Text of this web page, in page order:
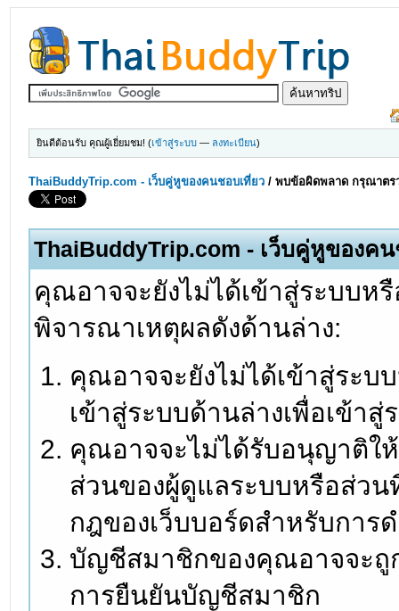
ยินดีต้อนรับ คุณผู้เยี่ยมชม! (เข้าสู่ระบบ — ลงทะเบียน)
ThaiBuddyTrip.com - เว็บคู่หูของคนชอบเที่ยว /พบข้อผิดพลาด กรุณาตร
ThaiBuddyTrip.com - เว็บคู่หูของค
คุณอาจจะยังไม่ได้เข้าสู่ระบบ
พิจารณาเหตุผลดังด้านล่าง:
คุณอาจจะยังไม่ได้เข้าสู่ระบ
เข้าสู่ระบบด้านล่างเพื่อเข้า
คุณอาจจะไม่ได้รับอนุญาติใ
ส่วนของผู้ดูแลระบบหรือส่ว
กฎของเว็บบอร์ดสำหรับการ
บัญชีสมาชิกของคุณอาจจะถู
การยืนยันบัญชีสมาชิก